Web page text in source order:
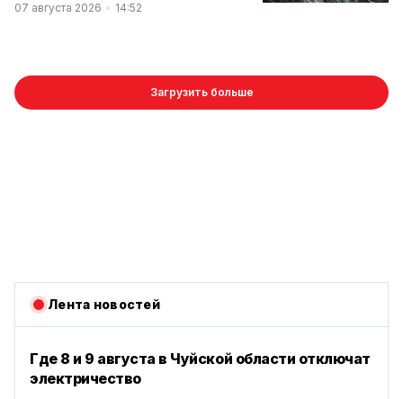
07 августа 2026 14:52
Загрузить больше
Лента новостей
Где 8 и 9 августа в Чуйской области отключат
электричество